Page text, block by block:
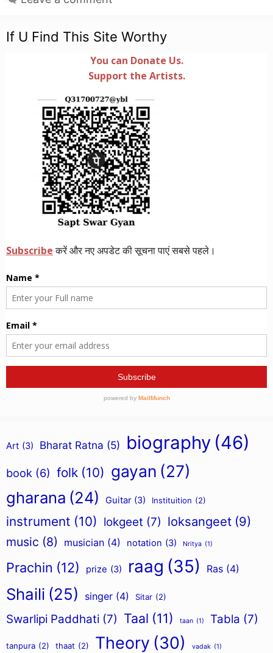
If U Find This Site Worthy
Art (3) Bharat Ratna (5) biography (46)
book (6) folk (10) gayan (27)
gharana (24) Guitar (3) Instituition (2)
instrument (10) lokgeet (7) loksangeet (9)
music (8) musician (4) notation (3) Nritya (1)
Prachin (12) prize (3) raag (35) Ras (4)
Shaili (25) singer (4) Sitar (2)
Swarlipi Paddhati (7) Taal (11) taan (1) Tabla (7)
tanpura (2) thaat (2) Theory (30) vadak (1)